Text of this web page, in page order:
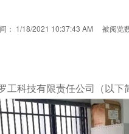
： 1/18/2021 10:37:43 AM 被阅览
科技有限责任公司（以